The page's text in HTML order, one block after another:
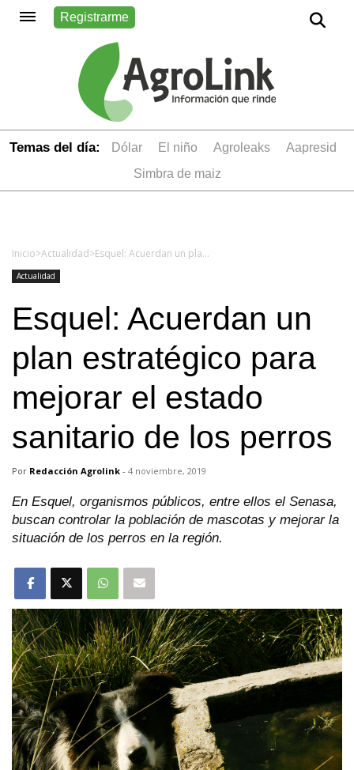
Registrarme
Temas del día: dólar el niño Agroleaks
aapresid
simbra de maiz
Inicio>Actualidad> Esquel: Acuerdan un plan estratégico para mejorar el estado sanitario de los perros
Actualidad
Esquel: Acuerdan un
plan estratégico para
mejorar el estado
sanitario de los perros
Por Redacción Agrolink - 4 noviembre, 2019
En Esquel, organismos públicos, entre ellos el Senasa,
buscan controlar la población de mascotas y mejorar la
situación de los perros en la región.